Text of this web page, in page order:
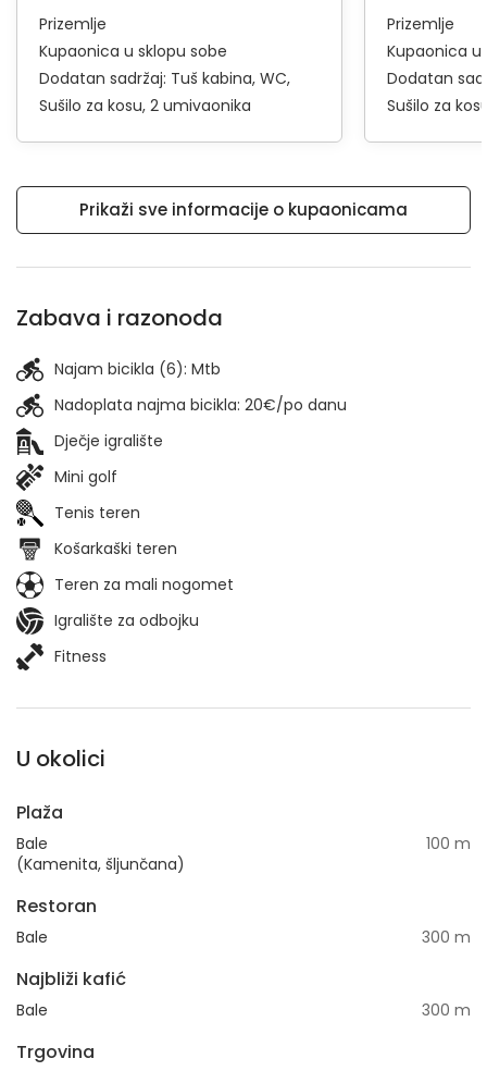
Prizemlje
Kupaonica u sklopu sobe
Dodatan sadržaj: Tuš kabina WC
Sušilo za kosu 2 umivaonika
Prizemlje
Kupaonica u
Dodatan
Sušilo za
Prikaži sve informacije o kupaonicama
Zabava i razonoda
Najam bicikla (6): Mtb
Nadoplata najma bicikla: 20€/po danu
Dječje igralište
Mini golf
Tenis teren
Košarkaški teren
Teren za mali nogomet
Igralište za odbojku
Fitness
U okolici
Plaža
Bale
(Kamenita, šljunčana)
100 m
Restoran
Bale 300 m
Najbliži kafić
Bale 300 m
Trgovina